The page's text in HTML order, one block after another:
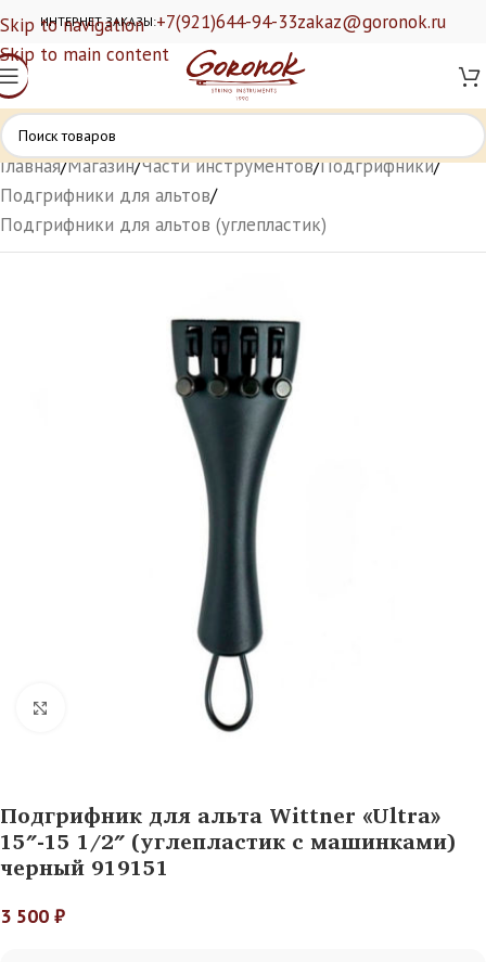
Skip to navigation
Skip to main content
ИНТЕРНЕТ ЗАКАЗЫ:+7(921)644-94-33zakaz@goronok.ru
Главная/Магазин/Части инструментов/Подгрифники/
Подгрифники для альтов/
Подгрифники для альтов (углепластик)
Нажмите, чтобы увеличить
Подгрифник для альта Wittner «Ultra»
15″-15 1/2″ (углепластик с машинками)
черный 919151
3 500 ₽